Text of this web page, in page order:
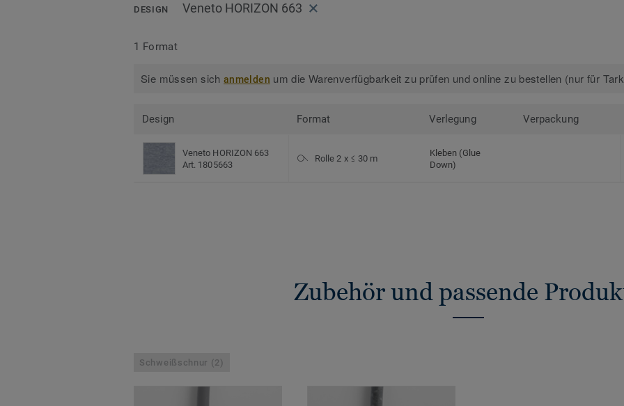
DESIGN Veneto HORIZON 663
1 Format
Sie müssen sichanmelden um die Warenverfügbarkeit zu prüfen und online zu bestellen (nur für
Design Format Verlegung Verpackung
Veneto HORIZON 663
Art. 1805663
Rolle 2 x ≤ 30 m
Kleben (Glue
Down)
Zubehör und passende
Schweißschnur (2)